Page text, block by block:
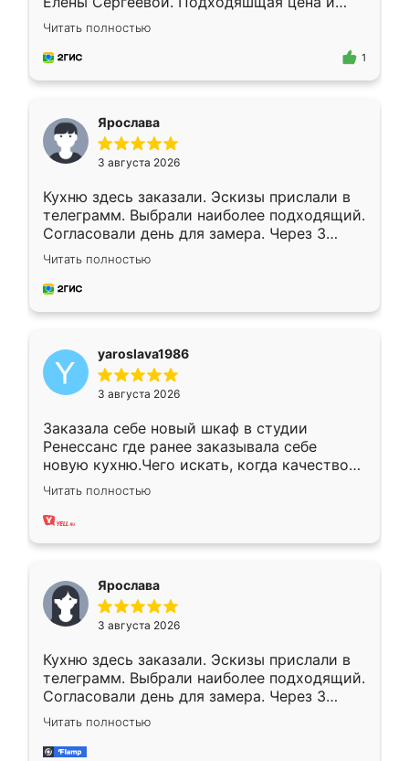
короткие сроки изготовления. Приехавший
для замера сотрудник Владислав
предложил по моему эскизу самый
Читать полностью
1
Ярослава
3 августа 2026
Кухню здесь заказали. Эскизы прислали в
телеграмм. Выбрали наиболее подходящий.
Согласовали день для замера. Через 3
недели кухня была уже готова. Остались
довольны работой. Спасибо Ренессанс
мебель за качественную работу!
Читать полностью
yaroslava1986
3 августа 2026
Заказала себе новый шкаф в студии
Ренессанс где ранее заказывала себе
новую кухню.Чего искать, когда качеством
вполне довольна. Служит кухня уже почти
два года, нареканий нет.
Читать полностью
Ярослава
3 августа 2026
Кухню здесь заказали. Эскизы прислали в
телеграмм. Выбрали наиболее подходящий.
Согласовали день для замера. Через 3
недели кухня была уже готова. Остались
довольны работой. Спасибо Ренессанс
мебель за качественную работу!
Читать полностью